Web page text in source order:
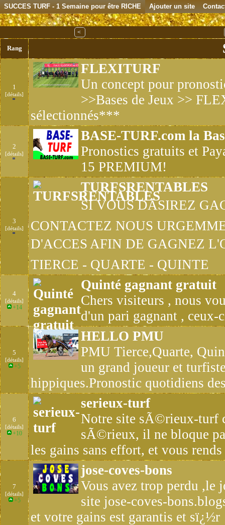
SUCCES TURF - 1 Semaine pour être RICHE Ajouter un site
<
Rang
1
[détails]
FLEXITURF
Un concept pour
>>Bases de Jeux >>
sélectionnés***
2
[détails]
BASE-TURF.com la
Pronostics gratuits et
15 PREMIUM!
3
[détails]
TURFSRENTABLES
SI VOUS DÃSIREZ
CONTACTEZ NOUS
D'ACCES AFIN DE GAGNEZ
TIERCE - QUARTE - QUINTE
4
[détails]
+14
Quinté gagnant gratuit
Chers visiteurs , nous
d'un pari gagnant ,
5
[détails]
+5
HELLO PMU
PMU Tierce,Quarte,
un grand joueur et
hippiques.Pronostic quotidiens
6
[détails]
+10
serieux-turf
Notre site sÃ©rieux-turf
sÃ©rieux, il ne bloque
les gains sans effort, et vous
7
[détails]
+5
jose-coves-bons
Vous avez trop perdu ,le
site jose-coves-
et votre gains est garantis et sï¿½r